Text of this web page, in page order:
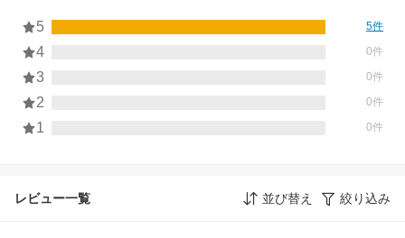
5 5件
4 0件
3 0件
2 0件
1 0件
レビュー一覧 並び替え 絞り込み